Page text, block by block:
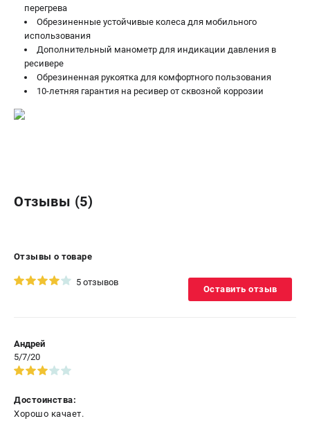
перегрева
Обрезиненные устойчивые колеса для мобильного
использования
Дополнительный манометр для индикации давления в
ресивере
Обрезиненная рукоятка для комфортного пользования
10-летняя гарантия на ресивер от сквозной коррозии
Отзывы (5)
Отзывы о товаре
5 отзывов
Оставить отзыв
Андрей
5/7/20
Достоинства:
Хорошо качает.